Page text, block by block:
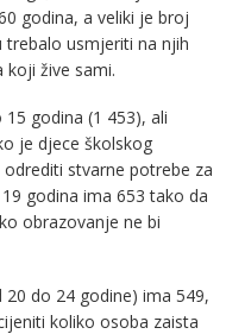
godina, a veliki je broj
trebalo usmjeriti na njih
koji žive sami.
godina (1 453), ali
je djece školskog
stvarne potrebe za
godina ima 653 tako da
obrazovanje ne bi
do 24 godine) ima 549,
koliko osoba zaista